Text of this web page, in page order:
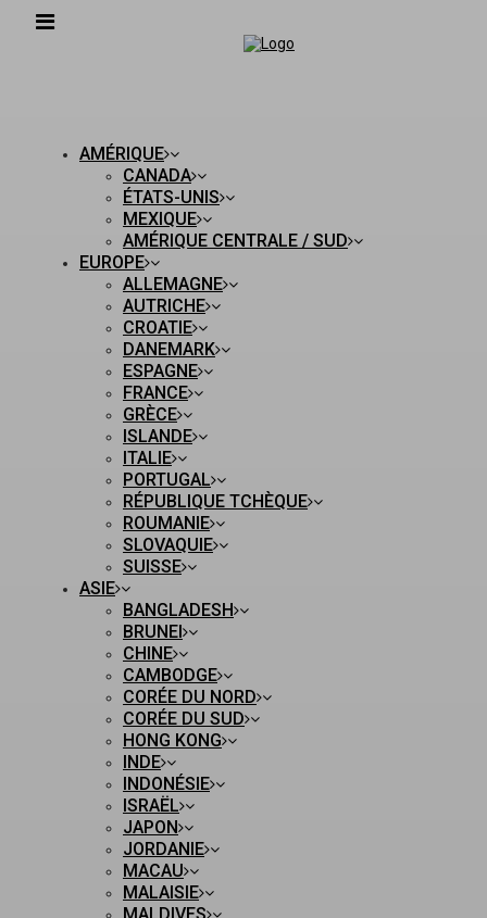
AMÉRIQUE
CANADA
ÉTATS-UNIS
MEXIQUE
AMÉRIQUE CENTRALE / SUD
EUROPE
ALLEMAGNE
AUTRICHE
CROATIE
DANEMARK
ESPAGNE
FRANCE
GRÈCE
ISLANDE
ITALIE
PORTUGAL
RÉPUBLIQUE TCHÈQUE
ROUMANIE
SLOVAQUIE
SUISSE
ASIE
BANGLADESH
BRUNEI
CHINE
CAMBODGE
CORÉE DU NORD
CORÉE DU SUD
HONG KONG
INDE
INDONÉSIE
ISRAËL
JAPON
JORDANIE
MACAU
MALAISIE